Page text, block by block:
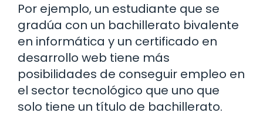
Por ejemplo, un estudiante que se
gradúa con un bachillerato bivalente
en informática y un certificado en
desarrollo web tiene más
posibilidades de conseguir empleo en
el sector tecnológico que uno que
solo tiene un título de bachillerato.